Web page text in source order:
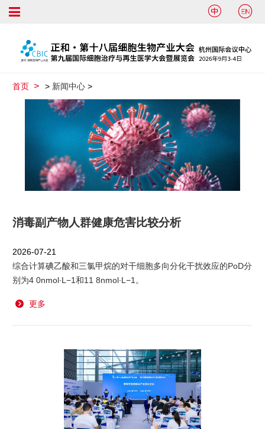
 
首页 > 新闻中心 >
消毒副产物人群健康危害比较分析
2026-07-21
综合计算碘乙酸和三氯甲烷的对干细胞多向分化干扰效应的PoD分
别为4 0nmol∙L−1和11 8nmol∙L−1。
更多